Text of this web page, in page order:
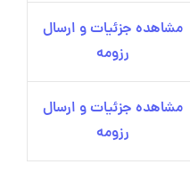
مشاهده جزئیات و ارسال
رزومه
مشاهده جزئیات و ارسال
رزومه